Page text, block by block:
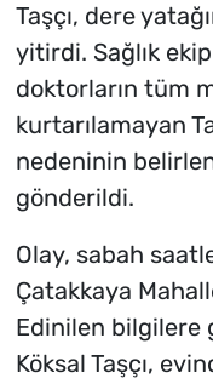
Taşçı, dere
yitirdi. Sağlık
doktorların tüm
kurtarılamayan
nedeninin
gönderildi.
Olay, sabah
Çatakkaya
Edinilen bilgilere
Köksal Taşçı,